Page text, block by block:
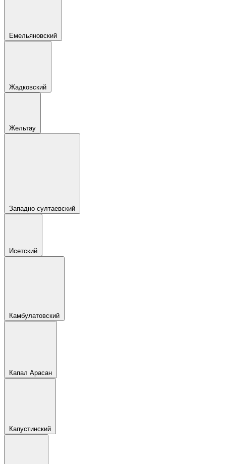
Емельяновский
Жадковский
Жельтау
Западно-султаевский
Исетский
Камбулатовский
Капал Арасан
Капустинский